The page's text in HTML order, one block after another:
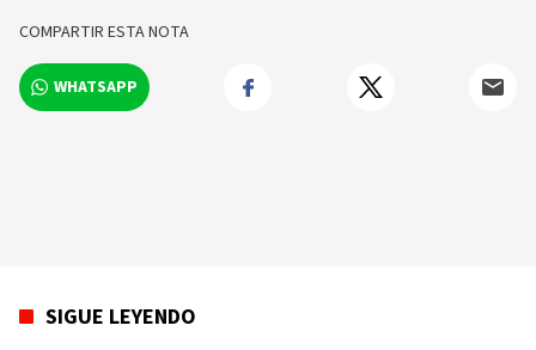
COMPARTIR ESTA NOTA
WHATSAPP
SIGUE LEYENDO